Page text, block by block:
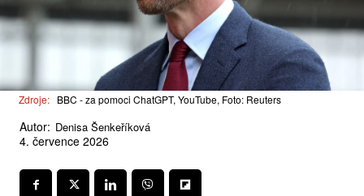
Zdroje: BBC - za pomoci ChatGPT, YouTube, Foto: Reuters
Autor: Denisa Šenkeříková
4. července 2026